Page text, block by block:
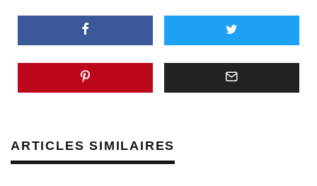
ARTICLES SIMILAIRES